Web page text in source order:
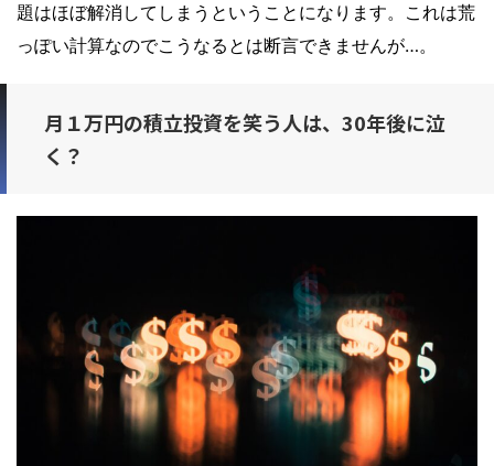
題はほぼ解消してしまうということになります。これは荒
っぽい計算なのでこうなるとは断言できませんが…。
月１万円の積立投資を笑う人は、30年後に泣
く？